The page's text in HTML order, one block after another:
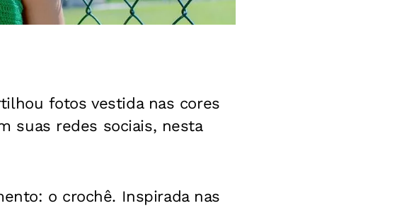
fotos vestida nas cores
suas redes sociais, nesta
o crochê. Inspirada nas